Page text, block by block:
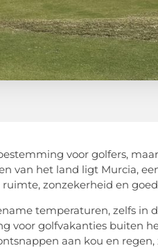
voor golfers,
van het land ligt Murcia,
zonzekerheid en
temperaturen, zelfs in
voor golfvakanties buiten
aan kou en